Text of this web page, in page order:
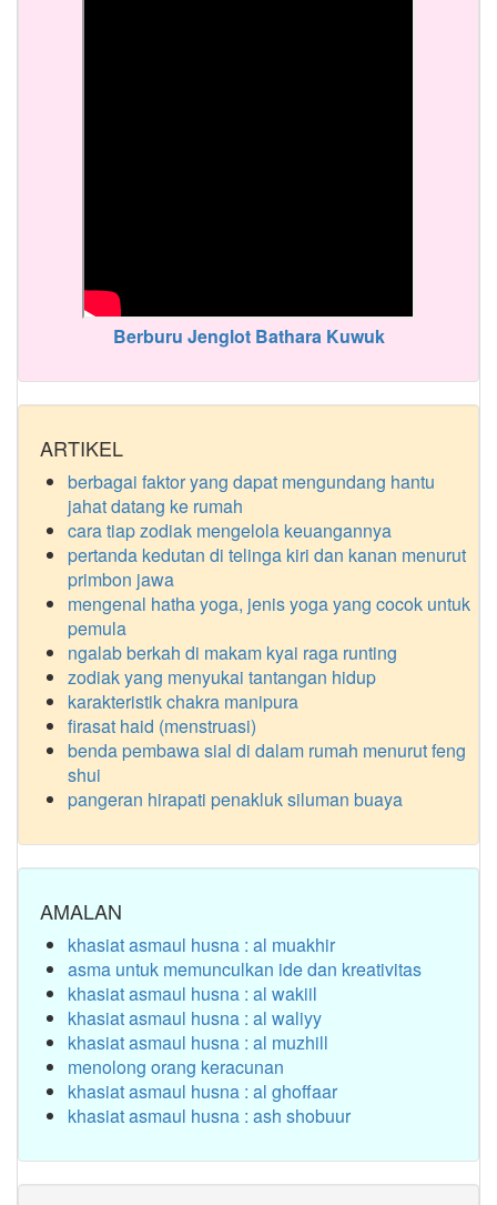
Berburu Jenglot Bathara Kuwuk
ARTIKEL
berbagai faktor yang dapat mengundang hantu
jahat datang ke rumah
cara tiap zodiak mengelola keuangannya
pertanda kedutan di telinga kiri dan kanan menurut
primbon jawa
mengenal hatha yoga, jenis yoga yang cocok untuk
pemula
ngalab berkah di makam kyai raga runting
zodiak yang menyukai tantangan hidup
karakteristik chakra manipura
firasat haid (menstruasi)
benda pembawa sial di dalam rumah menurut feng
shui
pangeran hirapati penakluk siluman buaya
AMALAN
khasiat asmaul husna : al muakhir
asma untuk memunculkan ide dan kreativitas
khasiat asmaul husna : al wakiil
khasiat asmaul husna : al waliyy
khasiat asmaul husna : al muzhill
menolong orang keracunan
khasiat asmaul husna : al ghoffaar
khasiat asmaul husna : ash shobuur